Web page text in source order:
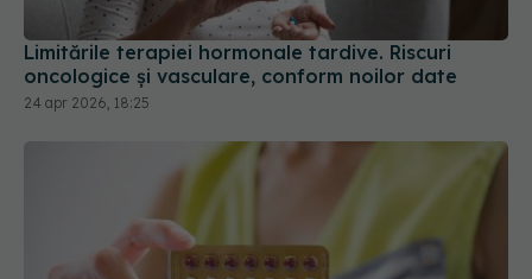
Limitările terapiei hormonale tardive. Riscuri
oncologice și vasculare, conform noilor date
24 apr 2026, 18:25